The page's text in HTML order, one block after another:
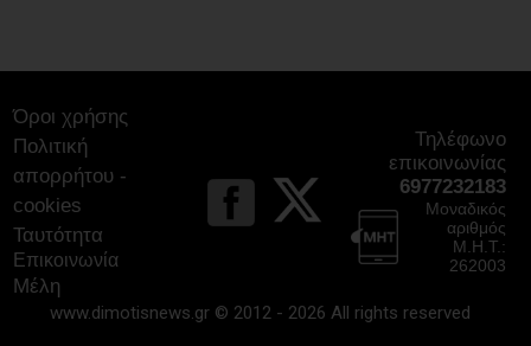
Ο Μώραλης αλλάζει τους δρόμους του
06/08/2026
Οι μηνύσεις που φέρνουν σε δύσκολη
θέση αιρετό των νοτίων προαστίων
Όροι χρήσης
Πολιτική
απορρήτου -
cookies
Ταυτότητα
Επικοινωνία
Μέλη
Τηλέφωνο
επικοινωνίας
6977232183
Μοναδικός
αριθμός
Μ.Η.Τ.:
262003
www.dimotisnews.gr © 2012 - 2026 All rights reserved